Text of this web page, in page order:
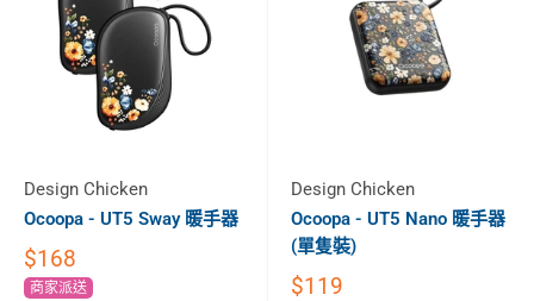
Design Chicken
Ocoopa - UT5 Sway 暖手器
$168
商家派送
Design Chicken
Ocoopa - UT5 Nano 暖手器
(單隻裝)
$119